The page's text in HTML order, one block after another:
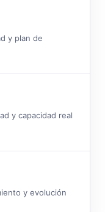
y plan de
y capacidad real
y evolución